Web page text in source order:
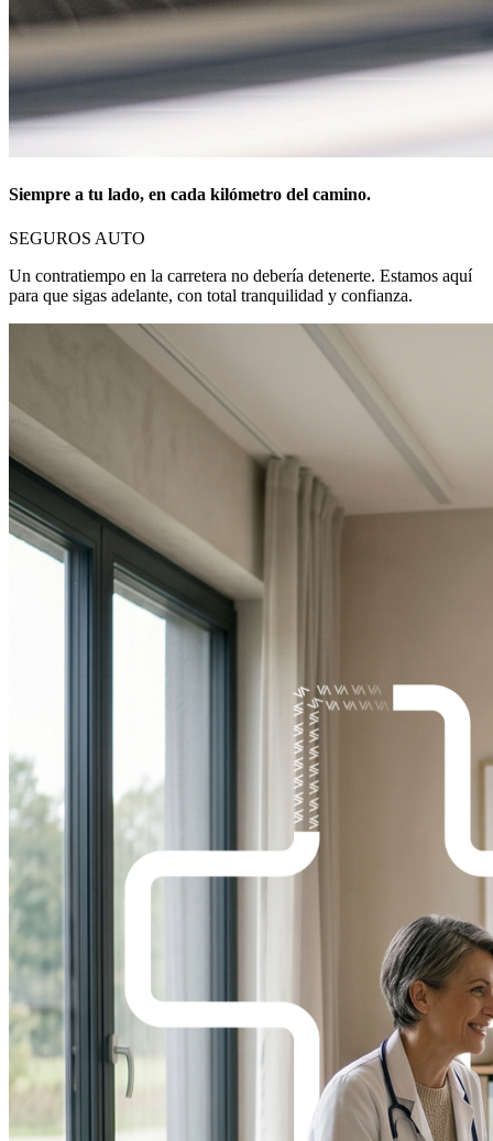
Siempre a tu lado, en cada kilómetro del camino.
SEGUROS AUTO
Un contratiempo en la carretera no debería detenerte. Estamos aquí
para que sigas adelante, con total tranquilidad y confianza.